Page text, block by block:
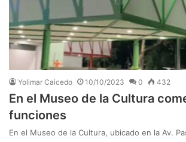
Yolimar Caicedo 10/10/2023 0 432
En el Museo de la Cultura
funciones
En el Museo de la Cultura, ubicado en la Av.